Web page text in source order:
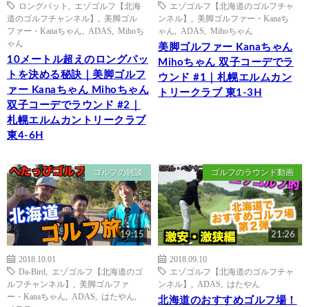
ロングパット
エゾゴルフ【北海
道のゴルフチャンネル】
美脚ゴル
ファー・Kanaちゃん
ADAS
Mihoち
ゃん
10メートル超えのロングパッ
トを決める秘訣｜美脚ゴルフ
ァー Kanaちゃん Mihoちゃん
双子コーデでラウンド #2｜
札幌エルムカントリークラブ
東4-6H
エゾゴルフ【北海道のゴルフチャ
ンネル】
美脚ゴルファー・Kanaち
ゃん
ADAS Mihoちゃん
美脚ゴルファー Kanaちゃん
Mihoちゃん 双子コーデでラ
ウンド #1｜札幌エルムカン
トリークラブ 東1-3H
ゴルフの雑談
19:15
2018.10.01
Da-Bird
エゾゴルフ【北海道のゴ
ルフチャンネル】
美脚ゴルファ
ー・Kanaちゃん
ADAS はたやん
ゴルフのラウンド動画
21:26
2018.09.10
エゾゴルフ【北海道のゴルフチャ
ンネル】
ADAS はたやん
北海道のおすすめゴルフ場！